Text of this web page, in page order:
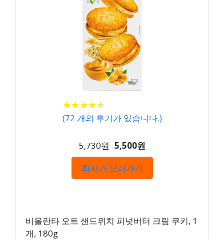
★★★★★
★★★★★
(72 개의 후기가 있습니다.)
5,730원 5,500원
최저가 보러가기
비올란타 오트 샌드위치 피넛버터 크림 쿠키, 1
개, 180g